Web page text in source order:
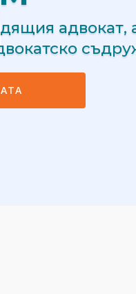
адвокат,